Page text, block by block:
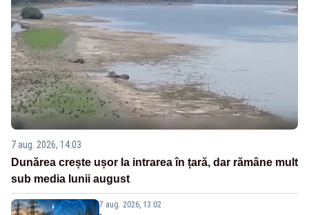
7 aug. 2026, 14:03
Dunărea crește ușor la intrarea în țară, dar rămâne mult
sub media lunii august
7 aug. 2026, 13:02